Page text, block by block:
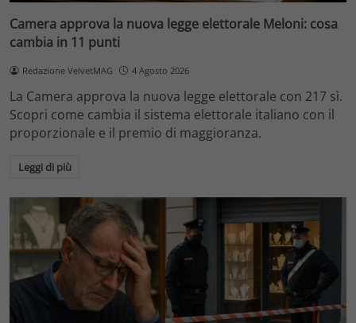
Camera approva la nuova legge elettorale Meloni: cosa
cambia in 11 punti
Redazione VelvetMAG 4 Agosto 2026
La Camera approva la nuova legge elettorale con 217 sì.
Scopri come cambia il sistema elettorale italiano con il
proporzionale e il premio di maggioranza.
Leggi di più